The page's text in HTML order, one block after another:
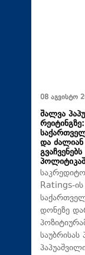
08 აგვისტო
შალვა
და
Ratings-
დონეზე